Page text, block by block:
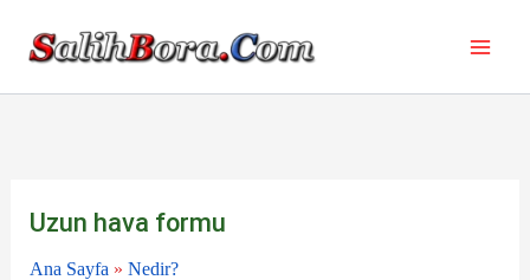
Uzun hava formu
Ana Sayfa » Nedir?